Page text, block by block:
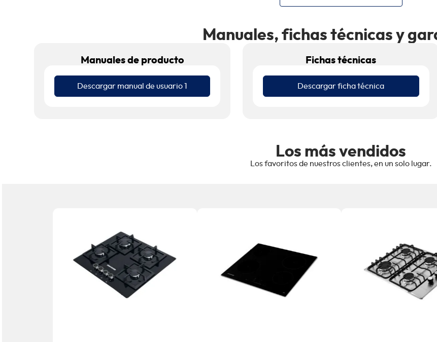
Manuales, fichas técnicas y
Manuales de producto
Descargar manual de usuario 1
Fichas técnicas
Descargar ficha técnica
Los más vendidos
Los favoritos de nuestros clientes, en un solo lugar.